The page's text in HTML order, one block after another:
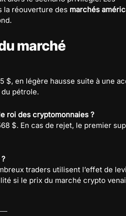
la réouverture des marchés
marché
$, en légère hausse suite à une
pétrole.
roi des cryptomonnaies ?
$. En cas de rejet, le premier
traders utilisent l’effet de
si le prix du marché crypto